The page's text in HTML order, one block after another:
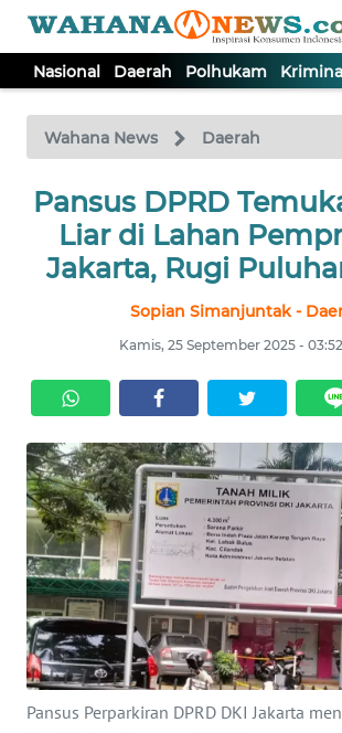
Nasional Daerah Polhukam
Wahana News Daerah
Pansus DPRD
Liar di Lahan
Jakarta, Rugi
Sopian Simanjuntak -
Kamis, 25 September 2025 -
Pansus Perparkiran DPRD DKI Jakarta
TV
Tutup
NASIONAL
DAERAH
KRIMINAL
EKUIN
SAINS-TEKNO
KESEHATAN
INTERNASIONAL
SERBA-SERBI